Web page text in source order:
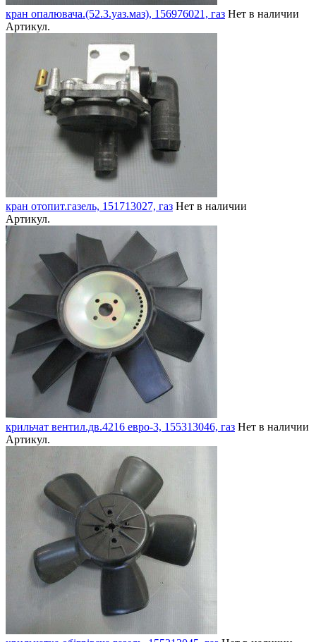
кран опалювача.(52.3.уаз.маз), 156976021, газ Нет в наличии
Артикул.
кран отопит.газель, 151713027, газ Нет в наличии
Артикул.
крильчат вентил.дв.4216 евро-3, 155313046, газ Нет в наличии
Артикул.